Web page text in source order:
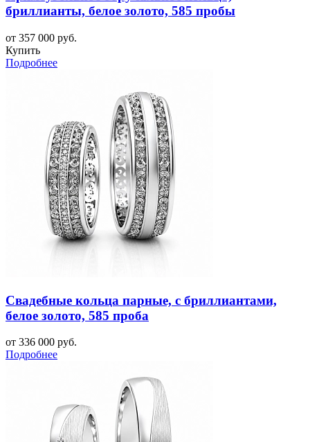
бриллианты, белое золото, 585 пробы
от 357 000 руб.
Купить
Подробнее
Свадебные кольца парные, с бриллиантами,
белое золото, 585 проба
от 336 000 руб.
Подробнее